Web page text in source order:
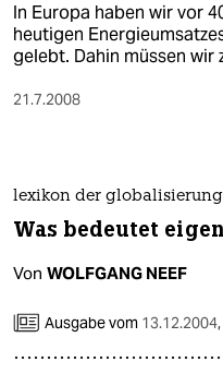
kultur
sport
nord
wahrheit
verlag
verlag
In Europa haben wir vor
heutigen
gelebt. Dahin müssen wir
21.7.2008
lexikon der globalisierung
Was bedeutet
Von WOLFGANG NEEF
Ausgabe vom 13.12.2004,